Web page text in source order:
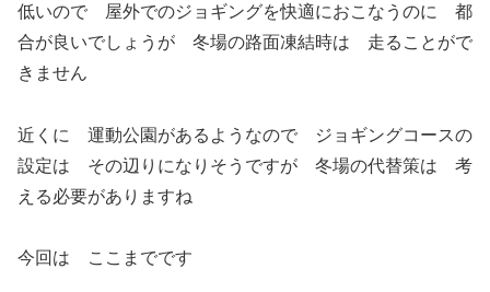
低いので 屋外でのジョギングを快適におこなうのに 都
合が良いでしょうが 冬場の路面凍結時は 走ることがで
きません
近くに 運動公園があるようなので ジョギングコースの
設定は その辺りになりそうですが 冬場の代替策は 考
える必要がありますね
今回は ここまでです